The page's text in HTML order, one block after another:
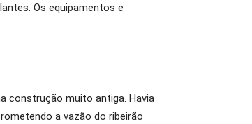
Os equipamentos e
construção muito antiga. Havia
a vazão do ribeirão